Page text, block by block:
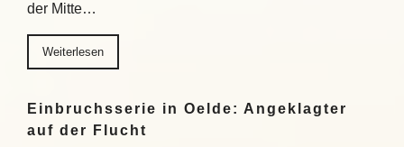
der Mitte…
Weiterlesen
Einbruchsserie in Oelde: Angeklagter
auf der Flucht